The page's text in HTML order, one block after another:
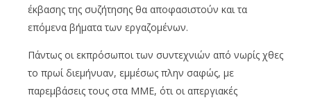
έκβασης της συζήτησης θα αποφασιστούν και τα
επόμενα βήματα των εργαζομένων.
Πάντως οι εκπρόσωποι των συντεχνιών από νωρίς χθες
το πρωί διεμήνυαν, εμμέσως πλην σαφώς, με
παρεμβάσεις τους στα ΜΜΕ, ότι οι απεργιακές